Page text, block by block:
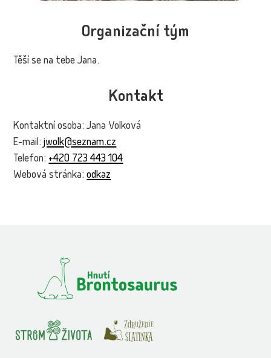
Organizační tým
Těší se na tebe Jana.
Kontakt
Kontaktní osoba: Jana Volková
E-mail:jwolk@seznam.cz
Telefon: +420 723 443 104
Webová stránka:odkaz